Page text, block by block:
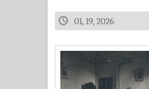
01, 19, 2026